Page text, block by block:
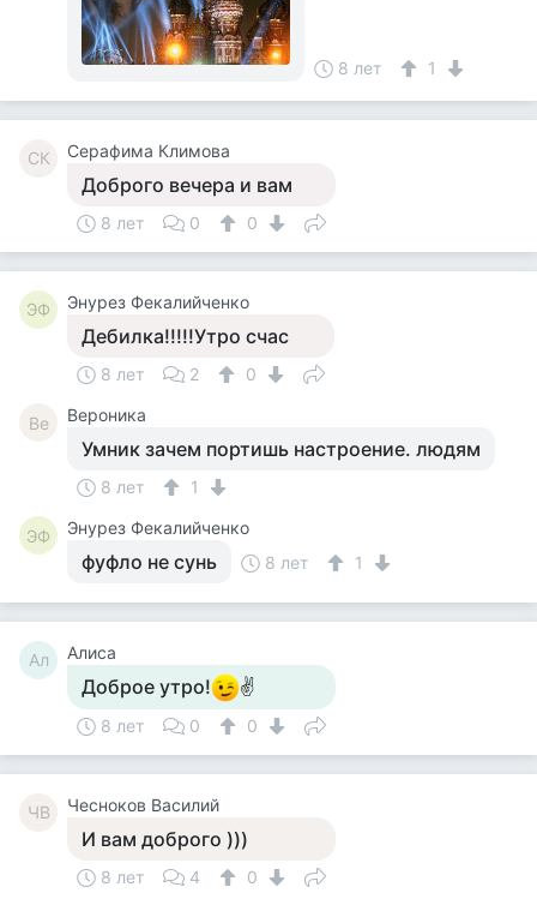
8 лет 1
СК Серафима Климова
Доброго вечера и вам
8 лет 0 0
ЭФ Энурез Фекалийченко
Дебилка!!!!!Утро счас
8 лет 2 0
Ве Вероника
Умник зачем портишь настроение. людям
8 лет 1
ЭФ Энурез Фекалийченко
фуфло не сунь 8 лет 1
Ал Алиса
Доброе утро! ✌
8 лет 0 0
ЧВ Чесноков Василий
И вам доброго )))
8 лет 4 0